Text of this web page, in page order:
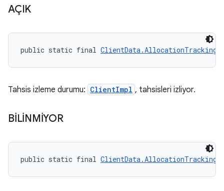
AÇIK
public static final
Tahsis izleme durumu: ClientImpl , tahsisleri izliyor.
BİLİNMİYOR
public static final